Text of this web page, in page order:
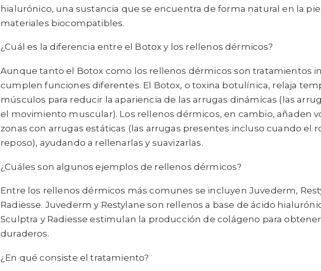
hialurónico, una sustancia que se encuentra de forma natural en la
materiales biocompatibles.
¿Cuál es la diferencia entre el Botox y los rellenos dérmicos?
Aunque tanto el Botox como los rellenos dérmicos son tratamientos
cumplen funciones diferentes. El Botox, o toxina botulínica, relaja
músculos para reducir la apariencia de las arrugas dinámicas (las
el movimiento muscular). Los rellenos dérmicos, en cambio, añaden
zonas con arrugas estáticas (las arrugas presentes incluso cuando el
reposo), ayudando a rellenarlas y suavizarlas.
¿Cuáles son algunos ejemplos de rellenos dérmicos?
Entre los rellenos dérmicos más comunes se incluyen Juvederm,
Radiesse. Juvederm y Restylane son rellenos a base de ácido
Sculptra y Radiesse estimulan la producción de colágeno para
duraderos.
¿En qué consiste el tratamiento?